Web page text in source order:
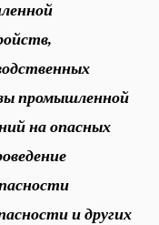
промышленной
на опасных
и других